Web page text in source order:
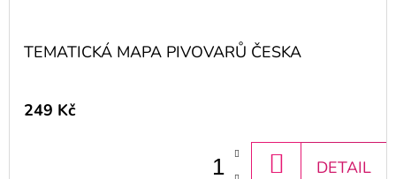
TEMATICKÁ MAPA PIVOVARŮ ČESKA
249 Kč
DETAIL